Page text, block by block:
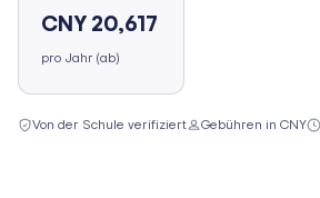
CNY 20,617
pro Jahr (ab)
Von der Schule verifiziert Gebühren in CNY